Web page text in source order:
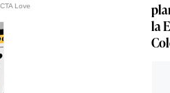
la